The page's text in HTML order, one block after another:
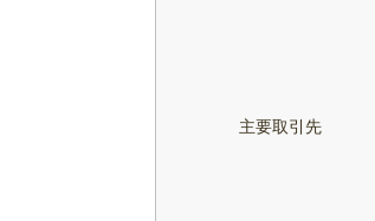
主要取引先